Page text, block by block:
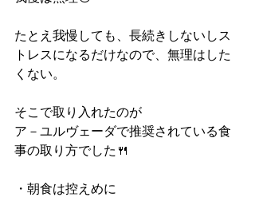
たとえ我慢しても、長続きしないしス
トレスになるだけなので、無理はした
くない。
そこで取り入れたのが
ア－ユルヴェーダで推奨されている食
事の取り方でした🍴
・朝食は控えめに